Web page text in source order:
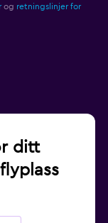
og retningslinjer for
ditt